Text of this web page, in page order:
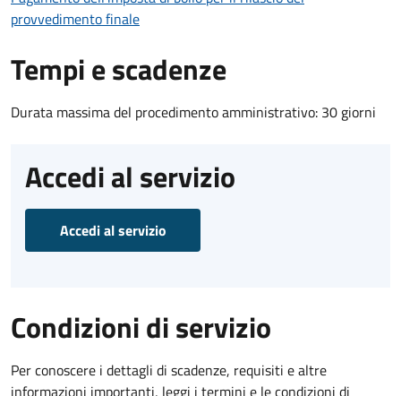
provvedimento finale
Tempi e scadenze
Durata massima del procedimento amministrativo: 30 giorni
Accedi al servizio
Accedi al servizio
Condizioni di servizio
Per conoscere i dettagli di scadenze, requisiti e altre
informazioni importanti, leggi i termini e le condizioni di